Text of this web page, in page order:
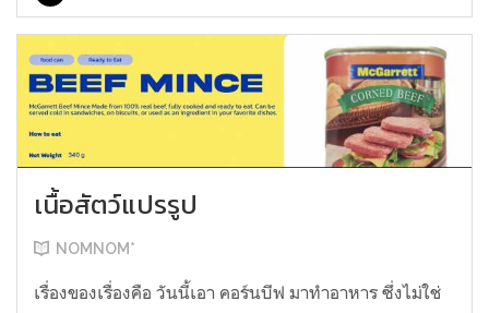
เนื้อสัตว์แปรรูป
NOMNOM*
เรื่องของเรื่องคือ วันนี้เอา คอร์นบีฟ มาทำอาหาร ซึ่งไม่ใช่